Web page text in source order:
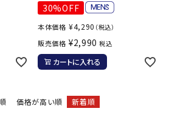
30%OFF
本体価格 ¥4,290 （税込）
販売価格 ¥2,990 税込
カートに入れる
価格が高い順 新着順